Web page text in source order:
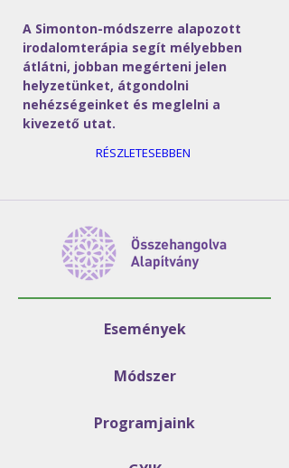
A Simonton-módszerre alapozott
irodalomterápia segít mélyebben
átlátni, jobban megérteni jelen
helyzetünket, átgondolni
nehézségeinket és meglelni a
kivezető utat.
RÉSZLETESEBBEN
Események
Módszer
Programjaink